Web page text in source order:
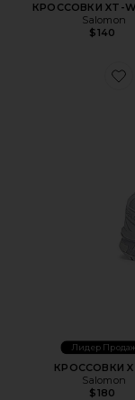
КРОССОВКИ XT-
Salomon
$140
Лидер
КРОССОВКИ
Salomon
$180